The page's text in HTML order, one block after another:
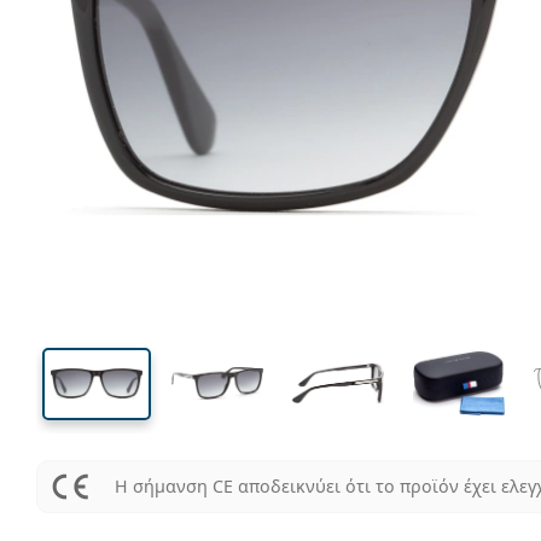
47 mm
Ύψος φακού Μήκος φακού
Μήκος
Η σήμανση CE αποδεικνύει ότι το προϊόν έχει